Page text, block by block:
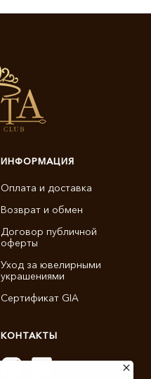
ИНФОРМАЦИЯ
Оплата и доставка
Возврат и обмен
Договор публичной
оферты
Уход за ювелирными
украшениями
Сертификат GIA
КОНТАКТЫ